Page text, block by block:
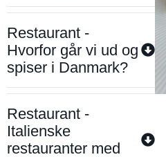
Restaurant -
Hvorfor går vi ud og
spiser i Danmark?
Restaurant -
Italienske
restauranter med